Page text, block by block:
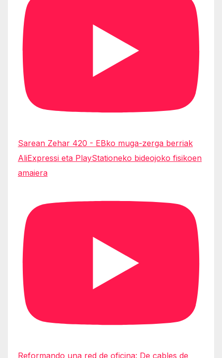
Sarean Zehar 420 - EBko muga-zerga berriak
AliExpressi eta PlayStationeko bideojoko fisikoen
amaiera
Reformando una red de oficina: De cables de